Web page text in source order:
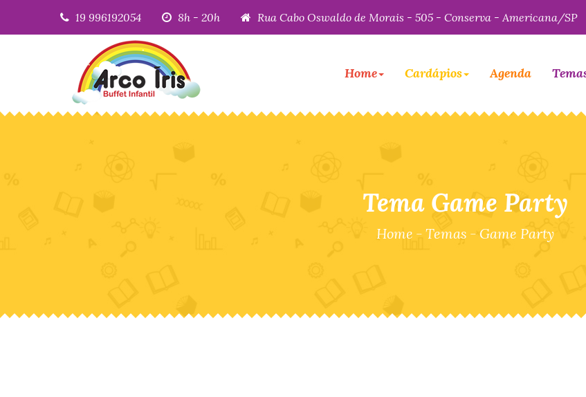
19 996192054 8h - 20h Rua Cabo Oswaldo de Morais - 505 - Conserva - Americana/SP
Home Cardápios Agenda
Tema Game Party
Home - Temas - Game Party